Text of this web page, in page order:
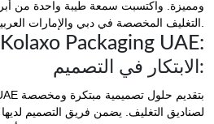
ومميزة. واكتسبت سمعة طيبة واحدة من
ما يميز شركة Kolaxo Packaging UAE:
الابتكار في التصميم:
لصناديق التغليف. يضمن فريق التصميم